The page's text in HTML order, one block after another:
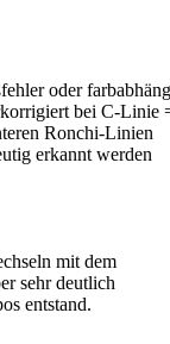
oder
bei C-Linie
Ronchi-Linien
erkannt werden
mit dem
sehr deutlich
entstand.